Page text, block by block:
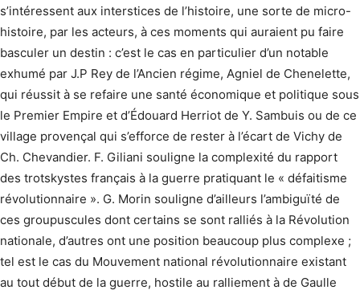
s’intéressent aux interstices de l’histoire, une sorte de micro-
histoire, par les acteurs, à ces moments qui auraient pu faire
basculer un destin : c’est le cas en particulier d’un notable
exhumé par J.P Rey de l’Ancien régime, Agniel de Chenelette,
qui réussit à se refaire une santé économique et politique sous
le Premier Empire et d’Édouard Herriot de Y. Sambuis ou de ce
village provençal qui s’efforce de rester à l’écart de Vichy de
Ch. Chevandier. F. Giliani souligne la complexité du rapport
des trotskystes français à la guerre pratiquant le « défaitisme
révolutionnaire ». G. Morin souligne d’ailleurs l’ambiguïté de
ces groupuscules dont certains se sont ralliés à la Révolution
nationale, d’autres ont une position beaucoup plus complexe ;
tel est le cas du Mouvement national révolutionnaire existant
au tout début de la guerre, hostile au ralliement à de Gaulle